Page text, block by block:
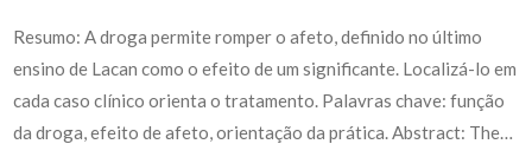
Resumo: A droga permite romper o afeto, definido no último
ensino de Lacan como o efeito de um significante. Localizá-lo em
cada caso clínico orienta o tratamento. Palavras chave: função
da droga, efeito de afeto, orientação da prática. Abstract: The…